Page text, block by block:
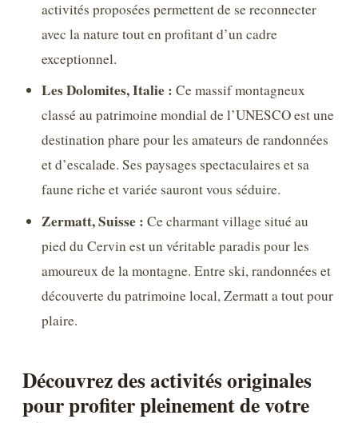
activités proposées permettent de se reconnecter
avec la nature tout en profitant d’un cadre
exceptionnel.
Les Dolomites, Italie : Ce massif montagneux
classé au patrimoine mondial de l’UNESCO est une
destination phare pour les amateurs de randonnées
et d’escalade. Ses paysages spectaculaires et sa
faune riche et variée sauront vous séduire.
Zermatt, Suisse : Ce charmant village situé au
pied du Cervin est un véritable paradis pour les
amoureux de la montagne. Entre ski, randonnées et
découverte du patrimoine local, Zermatt a tout pour
plaire.
Découvrez des activités originales
pour profiter pleinement de votre